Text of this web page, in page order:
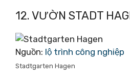
12. VƯỜN STADT
Nguồn: lộ trình công nghiệp
Stadtgarten Hagen